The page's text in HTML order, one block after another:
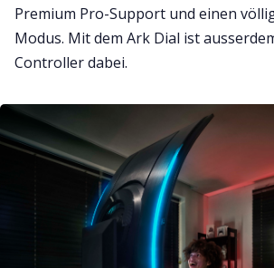
Premium Pro-Support und einen
Modus. Mit dem Ark Dial ist
Controller dabei.